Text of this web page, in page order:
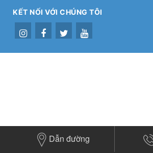
KẾT NỐI VỚI CHÚNG TÔI
Dẫn đường